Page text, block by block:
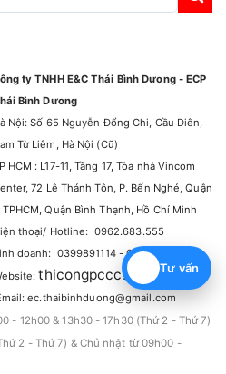
Tư vấn
ty TNHH E&C Thái Bình Dương - ECP
Bình Dương
Nội: Số 65 Nguyễn Đổng Chi, Cầu Diên,
Từ Liêm, Hà Nội (Cũ)
HCM : L17-11, Tầng 17, Tòa nhà Vincom
72 Lê Thánh Tôn, P. Bến Nghé, Quận
TPHCM, Quận Bình Thạnh, Hồ Chí Minh
thoại/ Hotline: 0962.683.555
doanh: 0399891114 - 0965929114
thicongpccc.com.vn –
ec.thaibinhduong@gmail.com
- 12h00 & 13h30 - 17h30 (Thứ 2 - Thứ 7)
2 - Thứ 7) & Chủ nhật từ 09h00 -